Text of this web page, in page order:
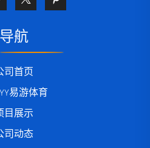
导航
司首页
易游体育
目展示
司动态